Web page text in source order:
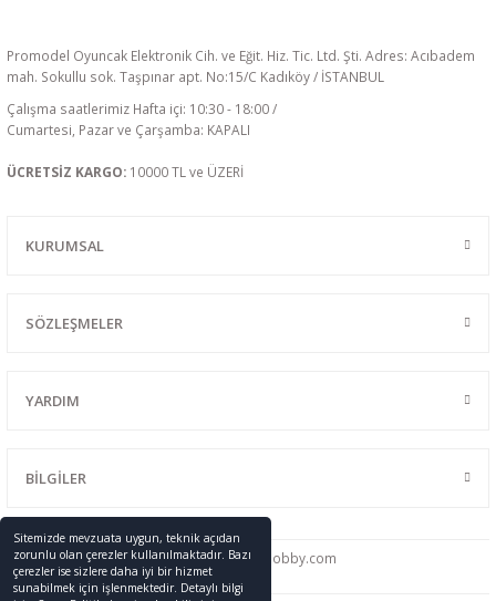
Sitemizde mevzuata uygun, teknik açıdan
zorunlu olan çerezler kullanılmaktadır. Bazı
çerezler ise sizlere daha iyi bir hizmet
sunabilmek için işlenmektedir. Detaylı bilgi
Promodel Oyuncak Elektronik Cih. ve Eğit. Hiz. Tic. Ltd. Şti. Adres: Acıbadem
mah. Sokullu sok. Taşpınar apt. No:15/C Kadıköy / İSTANBUL
Çalışma saatlerimiz Hafta içi: 10:30 - 18:00 /
Cumartesi, Pazar ve Çarşamba: KAPALI
ÜCRETSİZ KARGO: 10000 TL ve ÜZERİ
KURUMSAL
SÖZLEŞMELER
YARDIM
BİLGİLER
0216 428 46 91 info@promodelhobby.com